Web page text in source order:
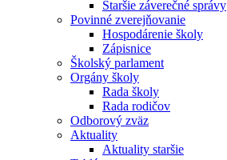
Staršie záverečné správy
Povinné zverejňovanie
Hospodárenie školy
Zápisnice
Školský parlament
Orgány školy
Rada školy
Rada rodičov
Odborový zväz
Aktuality
Aktuality staršie